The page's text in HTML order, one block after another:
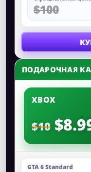
$100
ПОДАРОЧНАЯ
XBOX
$10
GTA 6 Standard